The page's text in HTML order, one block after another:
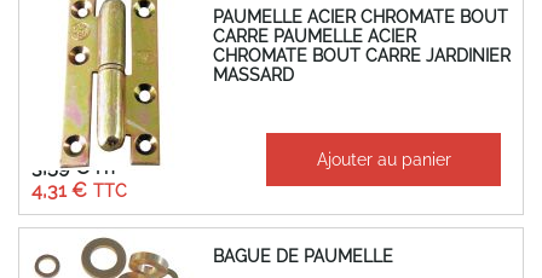
PAUMELLE ACIER CHROMATE BOUT
CARRE PAUMELLE ACIER
CHROMATE BOUT CARRE JARDINIER
MASSARD
À partir de
4,31 €
3,59 € Ajouter au panier
BAGUE DE PAUMELLE